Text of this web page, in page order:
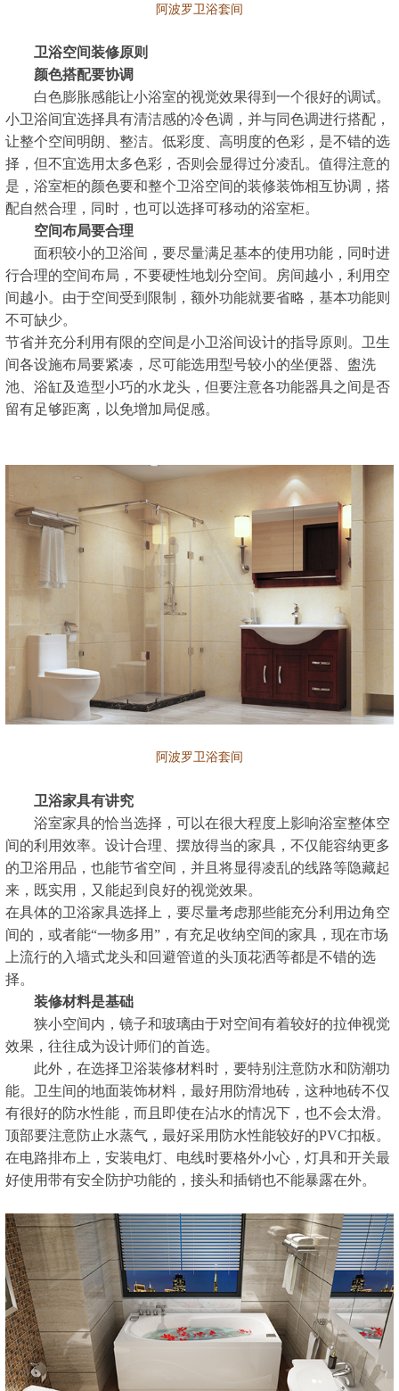
阿波罗卫浴套间
卫浴空间装修原则
颜色搭配要协调
白色膨胀感能让小浴室的视觉效果得到一个很好的调试。
小卫浴间宜选择具有清洁感的冷色调，并与同色调进行搭配，
让整个空间明朗、整洁。低彩度、高明度的色彩，是不错的选
择，但不宜选用太多色彩，否则会显得过分凌乱。值得注意的
是，浴室柜的颜色要和整个卫浴空间的装修装饰相互协调，搭
配自然合理，同时，也可以选择可移动的浴室柜。
空间布局要合理
面积较小的卫浴间，要尽量满足基本的使用功能，同时进
行合理的空间布局，不要硬性地划分空间。房间越小，利用空
间越小。由于空间受到限制，额外功能就要省略，基本功能则
不可缺少。
节省并充分利用有限的空间是小卫浴间设计的指导原则。卫生
间各设施布局要紧凑，尽可能选用型号较小的坐便器、盥洗
池、浴缸及造型小巧的水龙头，但要注意各功能器具之间是否
留有足够距离，以免增加局促感。
阿波罗卫浴套间
卫浴家具有讲究
浴室家具的恰当选择，可以在很大程度上影响浴室整体空
间的利用效率。设计合理、摆放得当的家具，不仅能容纳更多
的卫浴用品，也能节省空间，并且将显得凌乱的线路等隐藏起
来，既实用，又能起到良好的视觉效果。
在具体的卫浴家具选择上，要尽量考虑那些能充分利用边角空
间的，或者能“一物多用”，有充足收纳空间的家具，现在市场
上流行的入墙式龙头和回避管道的头顶花洒等都是不错的选
择。
装修材料是基础
狭小空间内，镜子和玻璃由于对空间有着较好的拉伸视觉
效果，往往成为设计师们的首选。
此外，在选择卫浴装修材料时，要特别注意防水和防潮功
能。卫生间的地面装饰材料，最好用防滑地砖，这种地砖不仅
有很好的防水性能，而且即使在沾水的情况下，也不会太滑。
顶部要注意防止水蒸气，最好采用防水性能较好的PVC扣板。
在电路排布上，安装电灯、电线时要格外小心，灯具和开关最
好使用带有安全防护功能的，接头和插销也不能暴露在外。